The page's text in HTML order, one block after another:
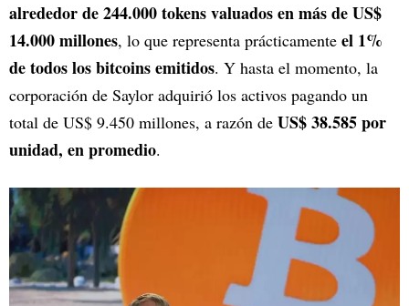
alrededor de 244.000 tokens valuados en más de US$
14.000 millones, lo que representa prácticamente el 1%
de todos los bitcoins emitidos. Y hasta el momento, la
corporación de Saylor adquirió los activos pagando un
total de US$ 9.450 millones, a razón de US$ 38.585 por
unidad, en promedio.